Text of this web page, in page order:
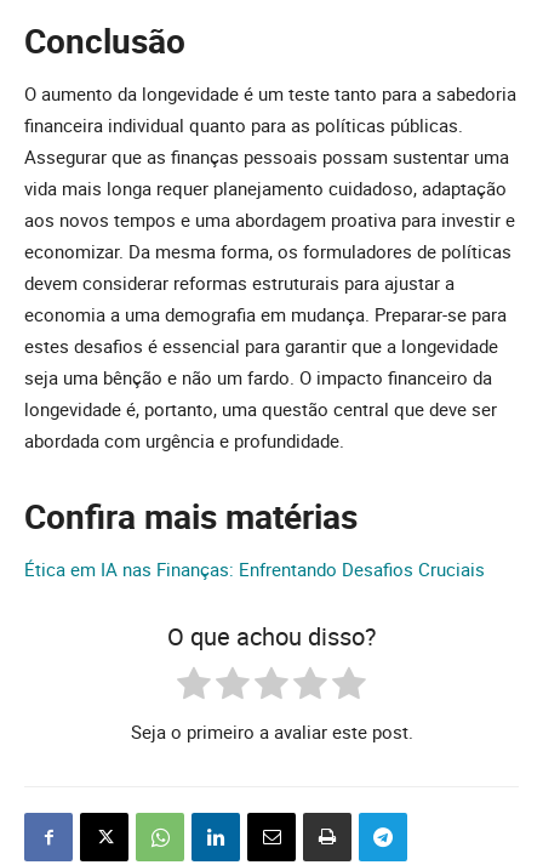
Conclusão
O aumento da longevidade é um teste tanto para a sabedoria
financeira individual quanto para as políticas públicas.
Assegurar que as finanças pessoais possam sustentar uma
vida mais longa requer planejamento cuidadoso, adaptação
aos novos tempos e uma abordagem proativa para investir e
economizar. Da mesma forma, os formuladores de políticas
devem considerar reformas estruturais para ajustar a
economia a uma demografia em mudança. Preparar-se para
estes desafios é essencial para garantir que a longevidade
seja uma bênção e não um fardo. O impacto financeiro da
longevidade é, portanto, uma questão central que deve ser
abordada com urgência e profundidade.
Confira mais matérias
Ética em IA nas Finanças: Enfrentando Desafios Cruciais
O que achou disso?
Seja o primeiro a avaliar este post.